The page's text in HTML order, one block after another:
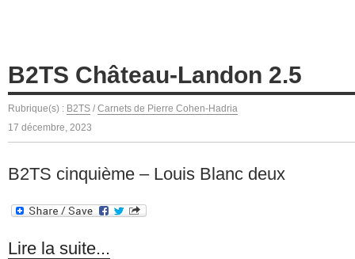
B2TS Château-Landon 2.5
Rubrique(s) : B2TS / Carnets de Pierre Cohen-Hadria
17 décembre, 2023
B2TS cinquième – Louis Blanc deux
Lire la suite...